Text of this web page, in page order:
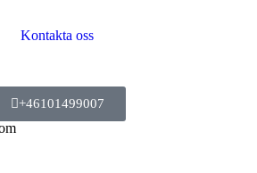
Kontakta oss
+46101499007